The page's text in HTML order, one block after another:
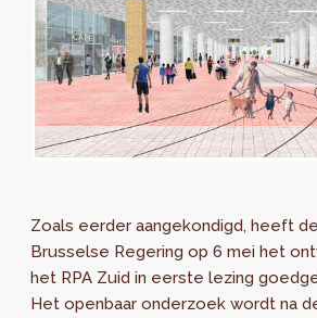
Zoals eerder aangekondigd, heeft de
Brusselse Regering op 6 mei het
het RPA Zuid in eerste lezing
Het openbaar onderzoek wordt na